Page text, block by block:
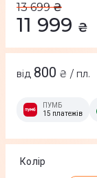
13 699 ₴
11 999 ₴
від 800 ₴ / пл.
ПУМБ
15 платежів
Колір